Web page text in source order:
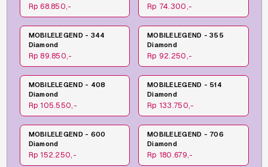
Rp 68.850,- Rp 74.300,-
MOBILELEGEND - 344
Diamond
Rp 89.850,-
MOBILELEGEND - 355
Diamond
Rp 92.250,-
MOBILELEGEND - 408
Diamond
Rp 105.550,-
MOBILELEGEND - 514
Diamond
Rp 133.750,-
MOBILELEGEND - 600
Diamond
Rp 152.250,-
MOBILELEGEND - 706
Diamond
Rp 180.679,-